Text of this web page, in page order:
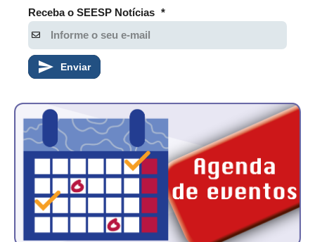
Receba o SEESP Notícias *
Enviar